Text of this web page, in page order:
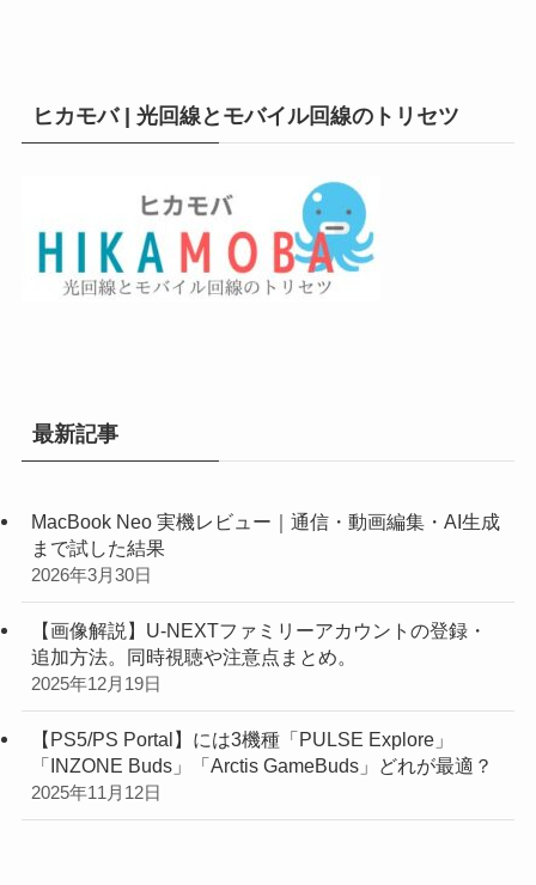
ヒカモバ | 光回線とモバイル回線のトリセツ
最新記事
MacBook Neo 実機レビュー｜通信・動画編集・AI生成
まで試した結果
2026年3月30日
【画像解説】U-NEXTファミリーアカウントの登録・
追加方法。同時視聴や注意点まとめ。
2025年12月19日
【PS5/PS Portal】には3機種「PULSE Explore」
「INZONE Buds」「Arctis GameBuds」どれが最適？
2025年11月12日